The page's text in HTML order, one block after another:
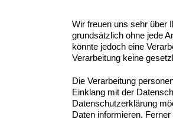
Wir freuen uns sehr über
grundsätzlich ohne jede
könnte jedoch eine
Verarbeitung keine
Die Verarbeitung
Einklang mit der
Datenschutzerklärung
Daten informieren.